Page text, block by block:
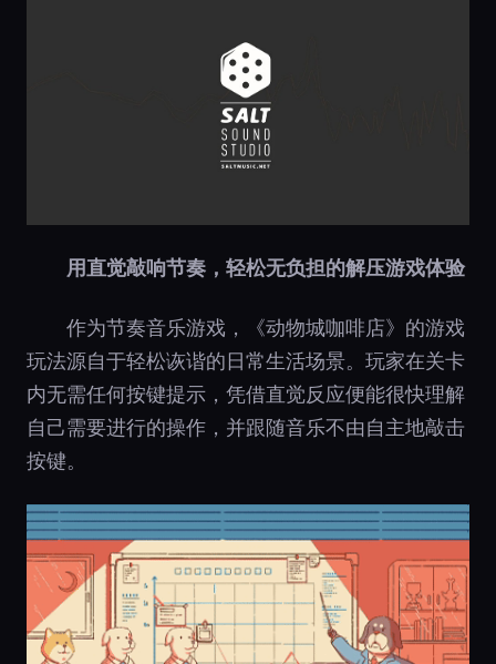
用直觉敲响节奏，轻松无负担的解压游戏体验
作为节奏音乐游戏，《动物城咖啡店》的游戏
玩法源自于轻松诙谐的日常生活场景。玩家在关卡
内无需任何按键提示，凭借直觉反应便能很快理解
自己需要进行的操作，并跟随音乐不由自主地敲击
按键。